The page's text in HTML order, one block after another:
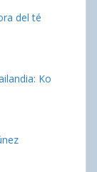
del té
Ko